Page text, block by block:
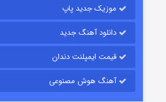
موزیک جدید پاپ
دانلود آهنگ جدید
قیمت ایمپلنت دندان
آهنگ هوش مصنوعی